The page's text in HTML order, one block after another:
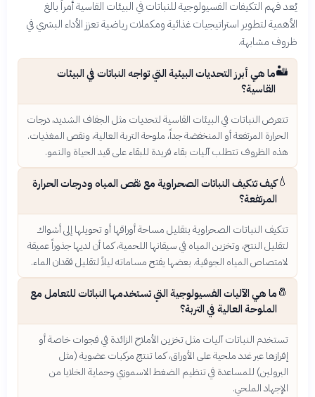
يُعد فهم التكيفات الفسيولوجية للنباتات في البيئات القاسية أمراً بالغ
الأهمية لتطوير استراتيجيات غذائية ومكملات رياضية تعزز الأداء البشري في
ظروف مشابهة.
🏜️ما هي أبرز التحديات البيئية التي تواجه النباتات في البيئات
القاسية؟
تتعرض النباتات في البيئات القاسية لتحديات مثل الجفاف الشديد، درجات
الحرارة المرتفعة أو المنخفضة جداً، ملوحة التربة العالية، ونقص المغذيات.
هذه الظروف تتطلب آليات بقاء فريدة للبقاء على قيد الحياة والنمو.
💧كيف تتكيف النباتات الصحراوية مع نقص المياه ودرجات الحرارة
المرتفعة؟
تتكيف النباتات الصحراوية بتقليل مساحة أوراقها أو تحويلها إلى أشواك
لتقليل النتح، وتخزين المياه في سيقانها اللحمية، كما أن لديها جذوراً عميقة
لامتصاص المياه الجوفية. بعضها يفتح مساماته ليلاً لتقليل فقدان الماء.
🧂ما هي الآليات الفسيولوجية التي تستخدمها النباتات للتعامل مع
الملوحة العالية في التربة؟
تستخدم النباتات آليات مثل تخزين الأملاح الزائدة في فجوات خاصة أو
إفرازها عبر غدد ملحية على الأوراق، كما تنتج مركبات عضوية (مثل
البرولين) للمساعدة في تنظيم الضغط الاسموزي وحماية الخلايا من
الإجهاد الملحي.